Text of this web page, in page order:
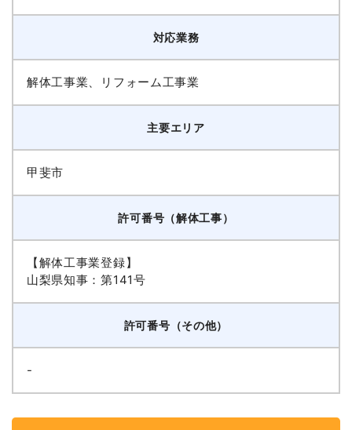
対応業務
解体工事業、リフォーム工事業
主要エリア
甲斐市
許可番号（解体工事）
【解体工事業登録】
山梨県知事：第141号
許可番号（その他）
-